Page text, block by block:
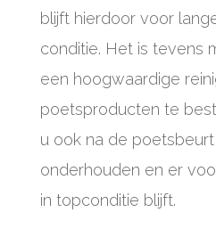
blijft hierdoor voor
conditie. Het is tevens
een hoogwaardige
poetsproducten te
u ook na de
onderhouden en er
in topconditie blijft.